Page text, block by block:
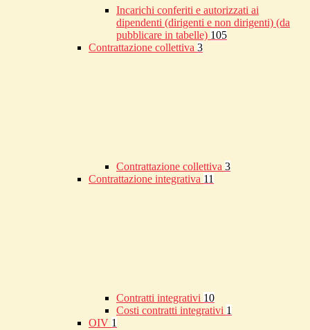
Incarichi conferiti e autorizzati ai
dipendenti (dirigenti e non dirigenti) (da
pubblicare in tabelle) 105
Contrattazione collettiva 3
Contrattazione collettiva 3
Contrattazione integrativa 11
Contratti integrativi 10
Costi contratti integrativi 1
OIV 1